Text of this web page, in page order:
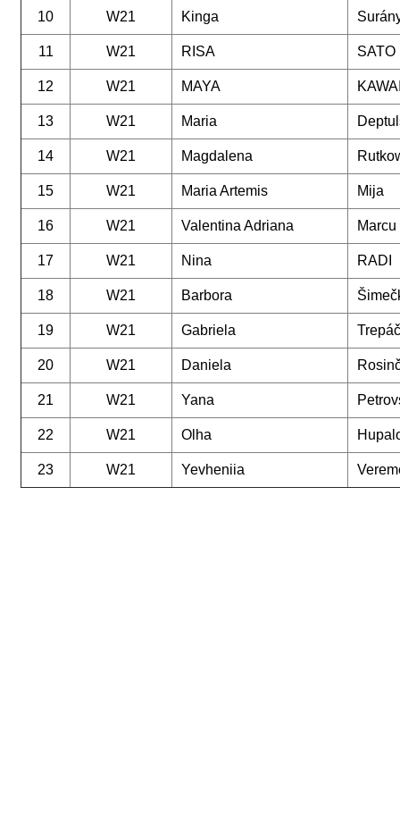
10 W21 Kinga
11 W21 RISA SATO
12 W21 MAYA
13 W21 Maria
14 W21 Magdalena
15 W21 Maria Artemis Mija
16 W21 Valentina Adriana Marcu
17 W21 Nina RADI
18 W21 Barbora
19 W21 Gabriela
20 W21 Daniela
21 W21 Yana
22 W21 Olha
23 W21 Yevheniia